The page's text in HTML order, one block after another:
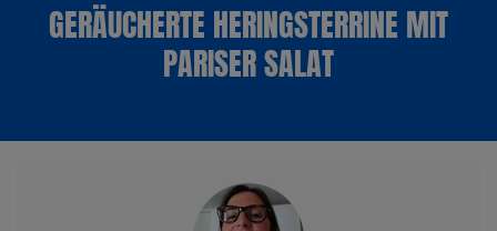
GERÄUCHERTE HERINGSTERRINE MIT
PARISER SALAT